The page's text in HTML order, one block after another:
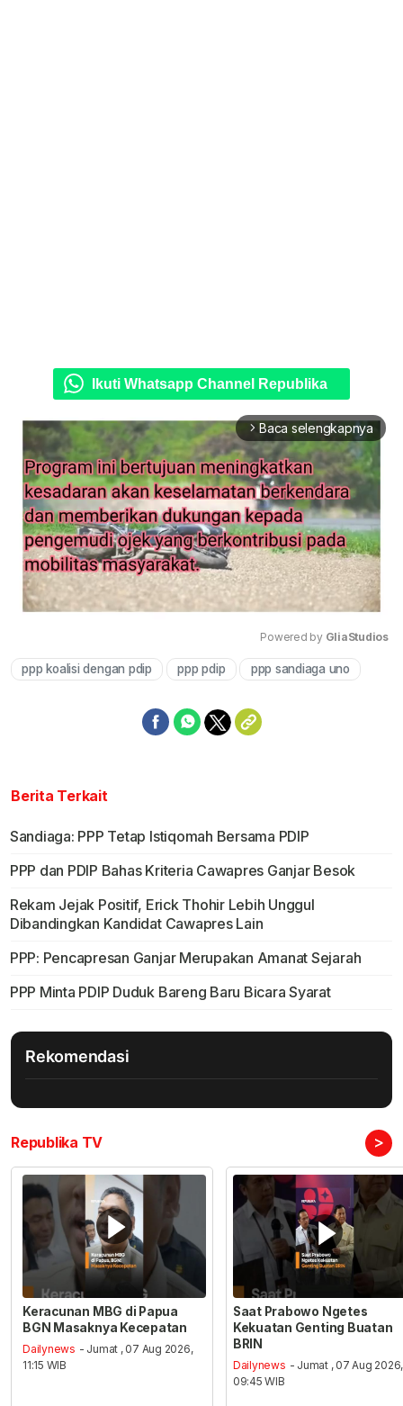
Ikuti Whatsapp Channel Republika
arrow_forward_ios Baca selengkapnya
Mute
Powered by GliaStudios
ppp koalisi dengan pdip ppp pdip ppp sandiaga uno
Berita Terkait
Sandiaga: PPP Tetap Istiqomah Bersama PDIP
PPP dan PDIP Bahas Kriteria Cawapres Ganjar Besok
Rekam Jejak Positif, Erick Thohir Lebih Unggul
Dibandingkan Kandidat Cawapres Lain
PPP: Pencapresan Ganjar Merupakan Amanat Sejarah
PPP Minta PDIP Duduk Bareng Baru Bicara Syarat
Rekomendasi
Republika TV >
Keracunan MBG di Papua
BGN Masaknya Kecepatan
Dailynews - Jumat , 07 Aug 2026,
11:15 WIB
Saat Prabowo Ngetes
Kekuatan Genting Buatan
BRIN
Dailynews - Jumat , 07 Aug 2026,
09:45 WIB